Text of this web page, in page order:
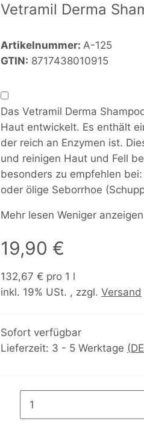
Vetramil Derma
Artikelnummer: A-125
GTIN: 8717438010915
Das Vetramil Derma
Haut entwickelt. Es enthält
der reich an Enzymen ist.
und reinigen Haut und Fell
besonders zu empfehlen
oder ölige Seborrhoe
Mehr lesen Weniger anzeigen
19,90 €
132,67 € pro 1 l
inkl. 19% USt. , zzgl. Versand
Sofort verfügbar
Lieferzeit: 3 - 5 Werktage